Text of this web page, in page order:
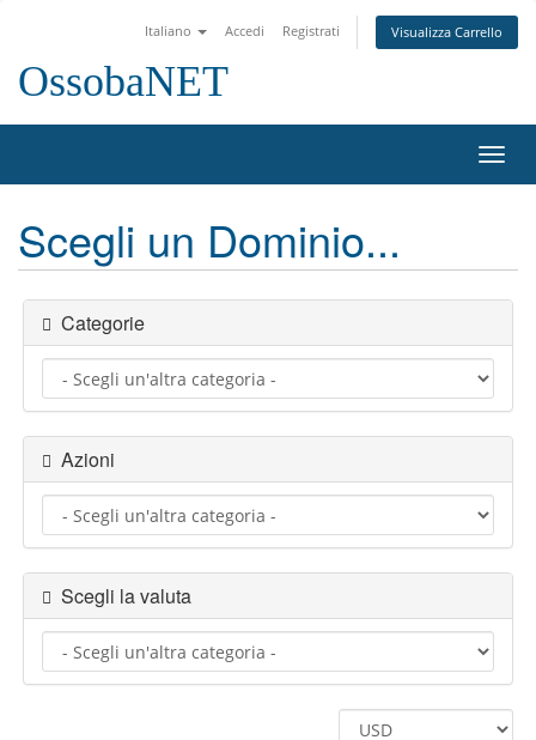
Italiano Accedi Registrati Visualizza Carrello
OssobaNET
Scegli un Dominio...
Categorie
Azioni
Scegli la valuta